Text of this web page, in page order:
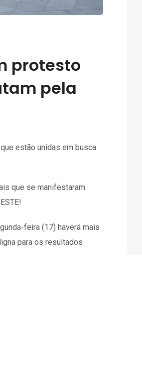
protesto
pela
estão unidas em busca
que se manifestaram
feira (17) haverá mais
para os resultados